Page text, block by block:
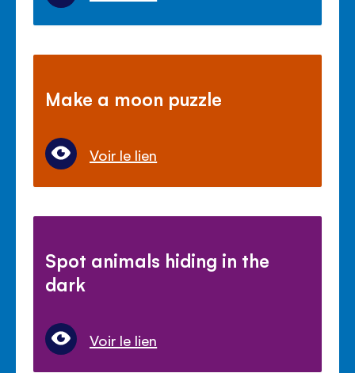
Make a moon puzzle
Voir le lien
Spot animals hiding in the
dark
Voir le lien